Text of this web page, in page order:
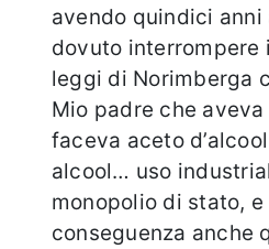
avendo quindici anni
dovuto interrompere
leggi di Norimberga
Mio padre che
faceva aceto
alcool… uso
monopolio di stato, e
conseguenza anche